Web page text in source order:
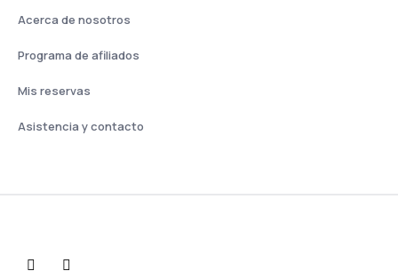
Acerca de nosotros
Programa de afiliados
Mis reservas
Asistencia y contacto